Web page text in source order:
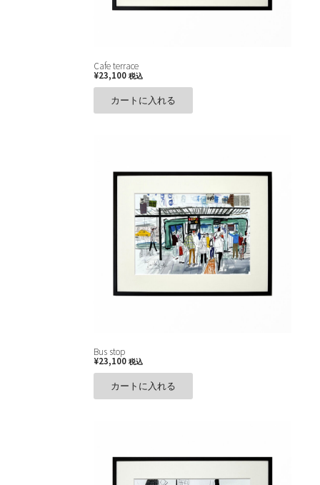
Cafe terrace
¥23,100 税込
カートに入れる
Bus stop
¥23,100 税込
カートに入れる